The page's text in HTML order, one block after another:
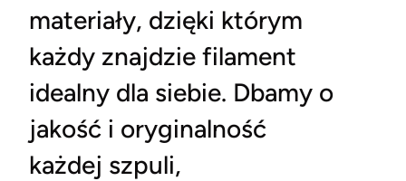
materiały, dzięki którym
każdy znajdzie filament
idealny dla siebie. Dbamy o
jakość i oryginalność
każdej szpuli,